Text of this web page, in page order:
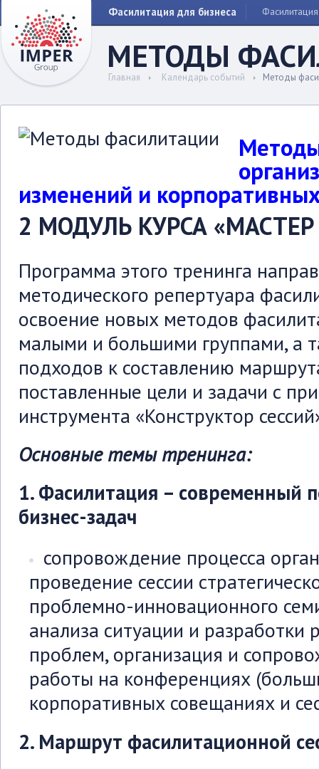
Фасилитация для бизнеса Фасилитация
МЕТОДЫ
Главная Календарь событий Методы
изменений и
2 МОДУЛЬ КУРСА
Программа этого тренинга
методического репертуара
освоение новых методов
малыми и большими группами, а
подходов к составлению
поставленные цели и задачи с
инструмента «Конструктор
Основные темы тренинга:
1.Фасилитация – современный
бизнес-задач
сопровождение процесса
проведение сессии
проблемно-инновационного
анализа ситуации и разработки
проблем, организация и
работы на конференциях
корпоративных совещаниях и
2. Маршрут фасилитационной